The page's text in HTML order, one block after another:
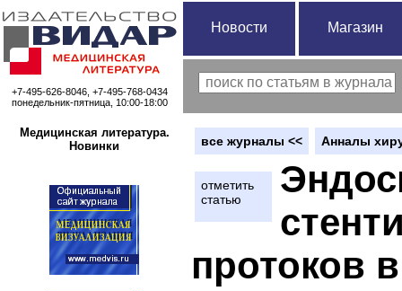
+7-495-626-8046, +7-495-768-0434
понедельник-пятница, 10:00-18:00
Новости Магазин
Медицинская литература.
Новинки
вce журналы << Анналы
отметить
статью
протоков